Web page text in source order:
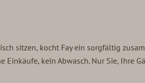
sitzen, kocht Fay ein sorgfältig
kein Abwasch. Nur Sie, Ihre